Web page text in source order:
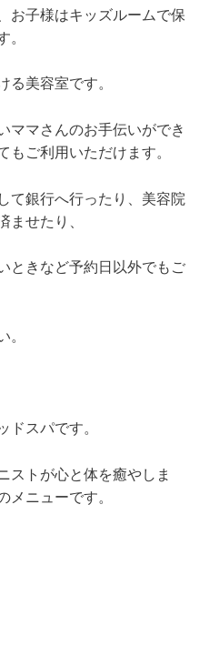
お子様はキッズルームで保
。
る美容室です。
ママさんのお手伝いができ
もご利用いただけます。
て銀行へ行ったり、美容院
ませたり、
ときなど予約日以外でもご
。
ドスパです。
ストが心と体を癒やしま
メニューです。